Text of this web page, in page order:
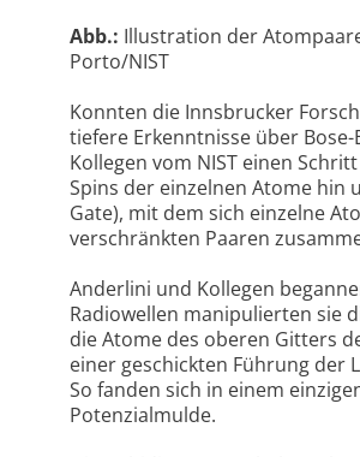
Abb.: Illustration der
Porto/NIST
Konnten die Innsbrucker
tiefere Erkenntnisse über
Kollegen vom NIST einen
Spins der einzelnen Atome hin
Gate), mit dem sich einzelne
verschränkten Paaren
Anderlini und Kollegen
Radiowellen manipulierten sie
die Atome des oberen Gitters
einer geschickten Führung der
So fanden sich in einem
Potenzialmulde.